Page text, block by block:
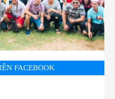
FACEBOOK